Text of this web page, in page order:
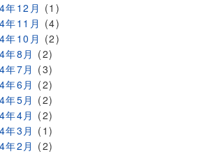
年12月 (1)
年11月 (4)
年10月 (2)
年8月 (2)
年7月 (3)
年6月 (2)
年5月 (2)
年4月 (2)
年3月 (1)
年2月 (2)